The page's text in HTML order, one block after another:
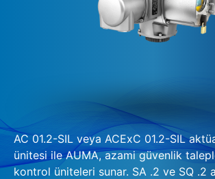
İrtibat kurulacak kişi
AC 01.2-SIL veya ACExC 01.2-SIL
ünitesi ile AUMA, azami güvenlik
kontrol üniteleri sunar. SA .2 ve SQ .2